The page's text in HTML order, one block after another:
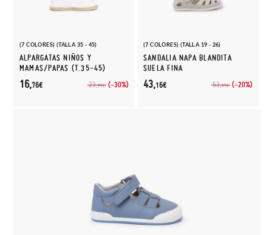
(7 COLORES) (TALLA 35 - 45)
ALPARGATAS NIÑOS Y
MAMAS/PAPAS (T.35-45)
23,95€ (-30%)
16,76€
(7 COLORES) (TALLA 19 - 26)
SANDALIA NAPA BLANDITA
SUELA FINA
53,95€ (-20%)
43,16€